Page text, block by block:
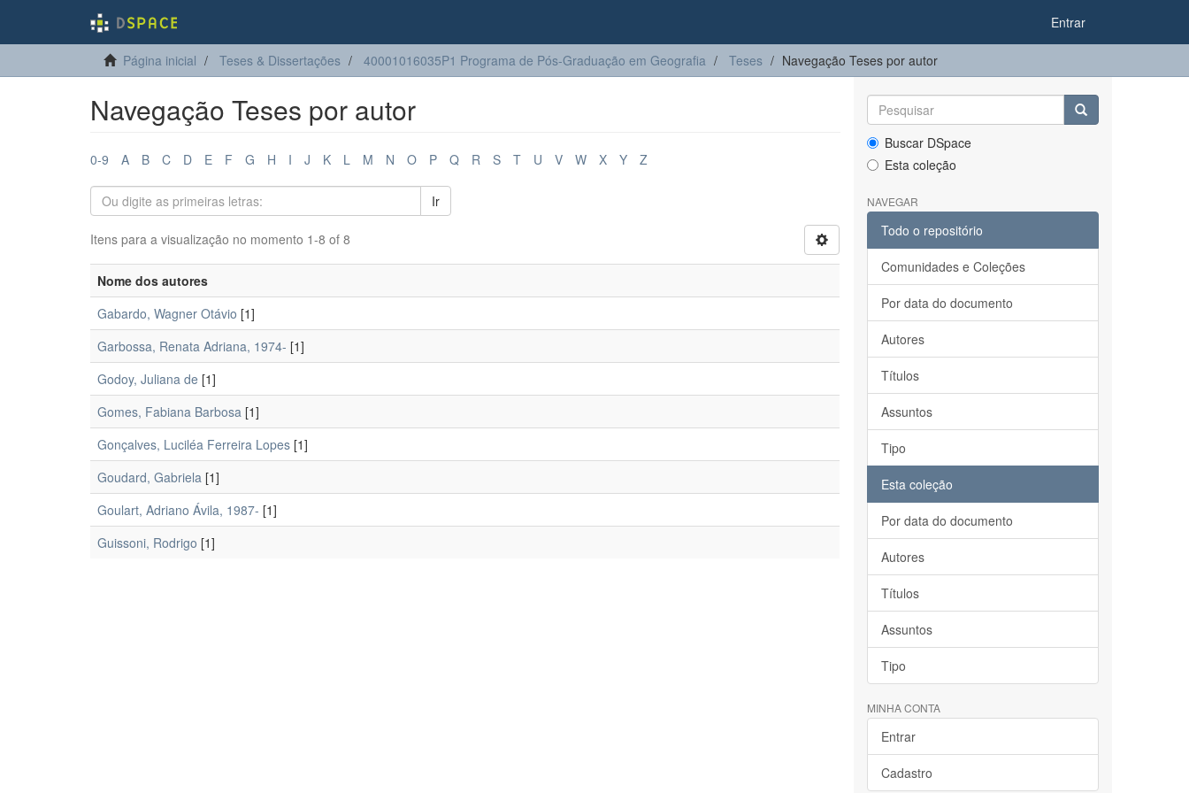
Entrar
Página inicial Teses & Dissertações 40001016035P1 Programa de Pós-Graduação em Geografia Teses Navegação Teses por autor
Navegação Teses por autor
0-9 A B C D E F G H I J K L M N O P Q R S T U V W X Y Z
Ir
Itens para a visualização no momento 1-8 of 8
Nome dos autores
Gabardo, Wagner Otávio [1]
Garbossa, Renata Adriana, 1974- [1]
Godoy, Juliana de [1]
Gomes, Fabiana Barbosa [1]
Gonçalves, Luciléa Ferreira Lopes [1]
Goudard, Gabriela [1]
Goulart, Adriano Ávila, 1987- [1]
Guissoni, Rodrigo [1]
Buscar DSpace
Esta coleção
NAVEGAR
Todo o repositório
Comunidades e Coleções
Por data do documento
Autores
Títulos
Assuntos
Tipo
Esta coleção
Por data do documento
Autores
Títulos
Assuntos
Tipo
MINHA CONTA
Entrar
Cadastro